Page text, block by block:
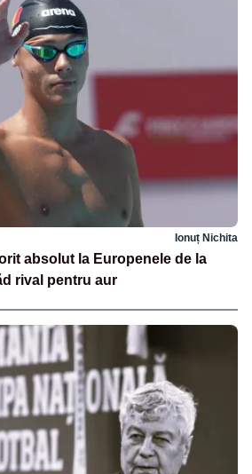
Ionuț Nichita
absolut la Europenele de la
rival pentru aur